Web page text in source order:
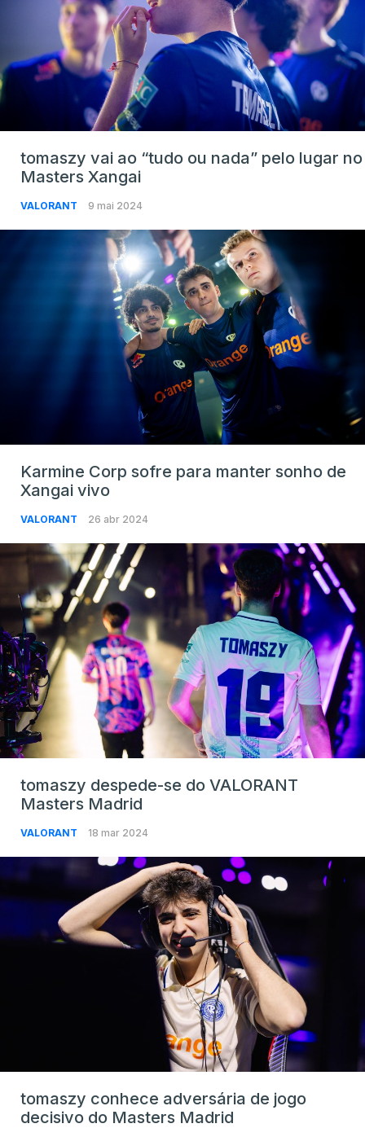
tomaszy vai ao “tudo ou nada” pelo lugar no
Masters Xangai
VALORANT 9 mai 2024
Karmine Corp sofre para manter sonho de
Xangai vivo
VALORANT 26 abr 2024
tomaszy despede-se do VALORANT
Masters Madrid
VALORANT 18 mar 2024
tomaszy conhece adversária de jogo
decisivo do Masters Madrid